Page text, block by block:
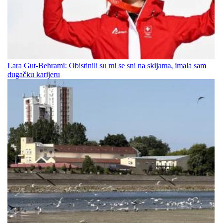
Lara Gut-Behrami: Obistinili su mi se sni na skijama, imala sam
dugačku karijeru